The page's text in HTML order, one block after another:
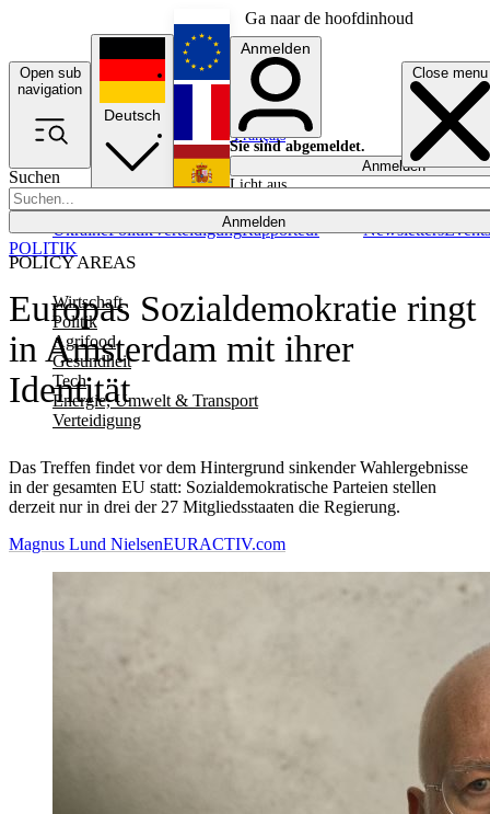
Ga naar de hoofdinhoud
Open sub
navigation
Close menu
Suchen
Anmelden
POLICY AREAS
Wirtschaft
Politik
Agrifood
Gesundheit
Tech
Energie, Umwelt & Transport
Verteidigung
UkrainePolitikVerteidigungRapporteur NewslettersEvents
Deutsch
English
Français
Anmelden
Sie sind abgemeldet.
Anmelden
Licht aus
Europas Sozialdemokratie ringt
in Amsterdam mit ihrer
Identität
Das Treffen findet vor dem Hintergrund sinkender Wahlergebnisse
in der gesamten EU statt: Sozialdemokratische Parteien stellen
derzeit nur in drei der 27 Mitgliedsstaaten die Regierung.
POLITIK
Magnus Lund NielsenEURACTIV.com